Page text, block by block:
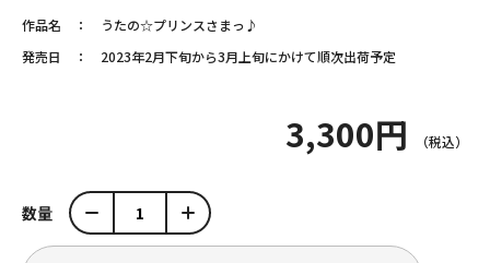
作品名
うたの☆プリンスさまっ♪
発売日
2023年2月下旬から3月上旬にかけて順次出荷予定
3,300円
数量